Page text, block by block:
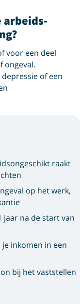
arbeids­
voor een deel
ongeval.
of een
raakt
op het werk,
jaar na de start van
inkomen in een
bij het vaststellen